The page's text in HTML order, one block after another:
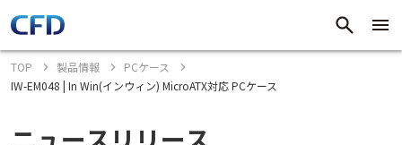
TOP 製品情報
PCケース
IW-EM048 | In Win(インウィン) MicroATX対応 PCケース